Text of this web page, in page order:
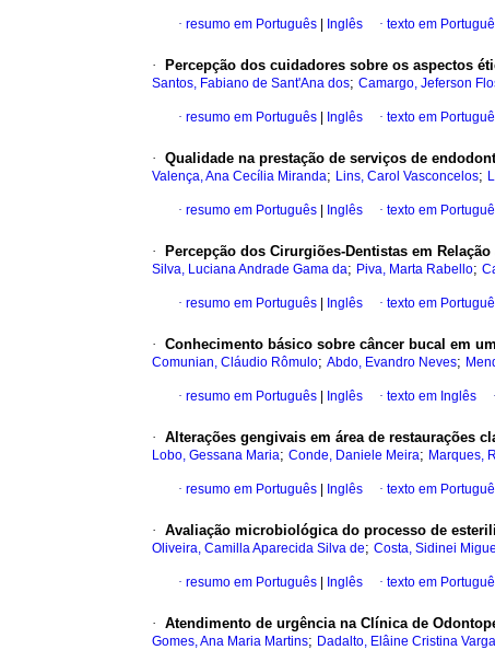
· resumo em Português Inglês · texto em
· Percepção dos cuidadores sobre os aspectos
Santos, Fabiano de Sant'Ana dos; Camargo, Jeferson
· resumo em Português Inglês · texto em
· Qualidade na prestação de serviços de
Valença, Ana Cecília Miranda; Lins, Carol Vasconcelos;
· resumo em Português Inglês · texto em
· Percepção dos Cirurgiões-Dentistas em
Silva, Luciana Andrade Gama da; Piva, Marta Rabello;
· resumo em Português Inglês · texto em
· Conhecimento básico sobre câncer bucal em
Comunian, Cláudio Rômulo; Abdo, Evandro Neves;
· resumo em Português Inglês · texto em Inglês ·
· Alterações gengivais em área de restaurações
Lobo, Gessana Maria; Conde, Daniele Meira; Marques,
· resumo em Português Inglês · texto em
· Avaliação microbiológica do processo de
Oliveira, Camilla Aparecida Silva de; Costa, Sidinei Miguel
· resumo em Português Inglês · texto em
· Atendimento de urgência na Clínica de
Gomes, Ana Maria Martins; Dadalto, Elâine Cristina